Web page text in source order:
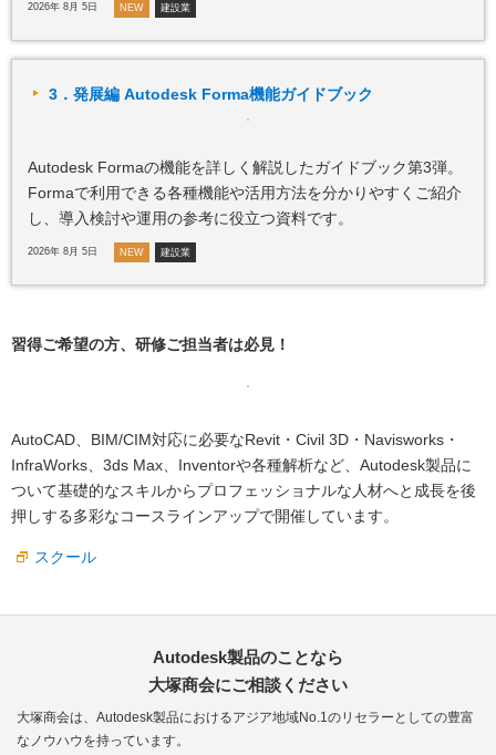
2026年 8月 5日 NEW 建設業
3．発展編 Autodesk Forma機能ガイドブック
Autodesk Formaの機能を詳しく解説したガイドブック第3弾。
Formaで利用できる各種機能や活用方法を分かりやすくご紹介
し、導入検討や運用の参考に役立つ資料です。
2026年 8月 5日 NEW 建設業
習得ご希望の方、研修ご担当者は必見！
AutoCAD、BIM/CIM対応に必要なRevit・Civil 3D・Navisworks・
InfraWorks、3ds Max、Inventorや各種解析など、Autodesk製品に
ついて基礎的なスキルからプロフェッショナルな人材へと成長を後
押しする多彩なコースラインアップで開催しています。
スクール
Autodesk製品のことなら
大塚商会にご相談ください
大塚商会は、Autodesk製品におけるアジア地域No.1のリセラーとしての豊富
なノウハウを持っています。